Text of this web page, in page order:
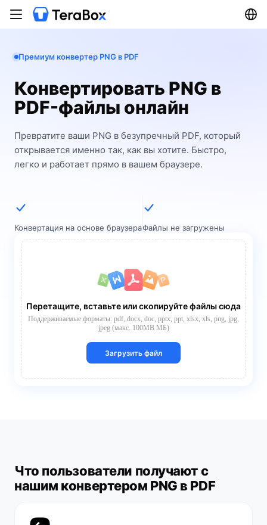
Премиум конвертер PNG в PDF
Конвертировать PNG в
PDF-файлы онлайн
Превратите ваши PNG в безупречный PDF, который
открывается именно так, как вы хотите. Быстро,
легко и работает прямо в вашем браузере.
Конвертация на основе браузераФайлы не загружены
Перетащите, вставьте или скопируйте файлы сюда
Поддерживаемые форматы: pdf, docx, doc, pptx, ppt, xlsx, xls, png, jpg,
jpeg (макс. 100MB МБ)
Загрузить файл
Что пользователи получают с
нашим конвертером PNG в PDF